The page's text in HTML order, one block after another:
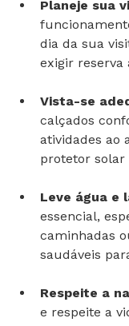
Planeje sua
dia da sua
Vista-se
calçados
atividades ao
Leve água e
essencial,
caminhadas
Respeite a